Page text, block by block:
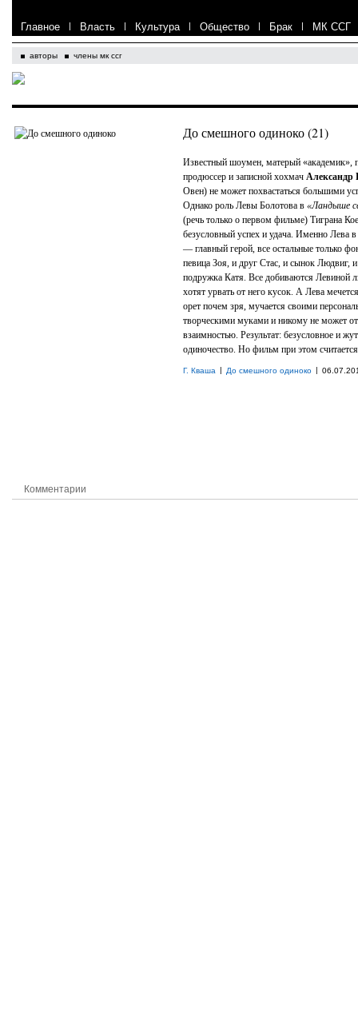
Главное | Власть | Культура | Общество | Брак | МК ССГ
авторы члены мк ссг
До смешного одиноко (21)
Известный шоумен, матерый «академик»,
продюссер и записной хохмач Александр
Овен) не может похвастаться большими
Однако роль Левы Болотова в «Ландыше
(речь только о первом фильме) Тиграна
безусловный успех и удача. Именно Лева в
— главный герой, все остальные только
певица Зоя, и друг Стас, и сынок Людвиг,
подружка Катя. Все добиваются Левиной
хотят урвать от него кусок. А Лева
орет почем зря, мучается своими
творческими муками и никому не может
взаимностью. Результат: безусловное и
одиночество. Но фильм при этом
Г. Кваша | До смешного одиноко |
Комментарии